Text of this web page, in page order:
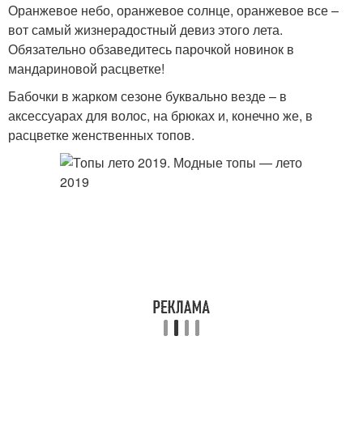
Оранжевое небо, оранжевое солнце, оранжевое все –
вот самый жизнерадостный девиз этого лета.
Обязательно обзаведитесь парочкой новинок в
мандариновой расцветке!
Бабочки в жарком сезоне буквально везде – в
аксессуарах для волос, на брюках и, конечно же, в
расцветке женственных топов.